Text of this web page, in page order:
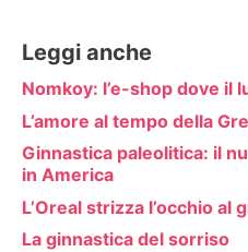
Leggi anche
Nomkoy: l’e-shop dove il
L’amore al tempo della
Ginnastica paleolitica: il
in America
L’Oreal strizza l’occhio al
La ginnastica del sorriso